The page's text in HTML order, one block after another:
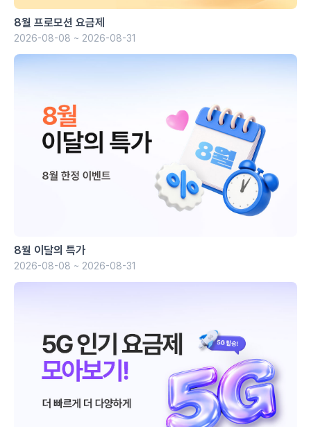
8월 프로모션 요금제
2026-08-08 ~ 2026-08-31
8월 이달의 특가
2026-08-08 ~ 2026-08-31